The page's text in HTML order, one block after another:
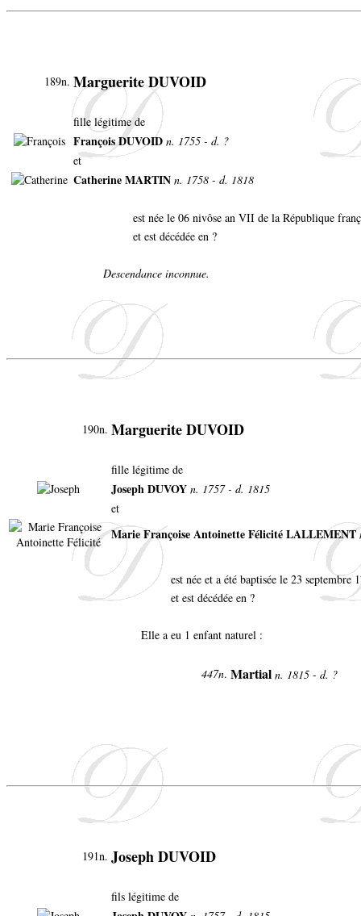
189n. Marguerite DUVOID
fille légitime de
François DUVOID n. 1755 - d. ?
et
Catherine MARTIN n. 1758 - d. 1818
est née le 06 nivôse an VII de la République
et est décédée en ?
Descendance inconnue.
190n. Marguerite DUVOID
fille légitime de
Joseph DUVOY n. 1757 - d. 1815
et
Marie Françoise Antoinette Félicité LALLEMENT
est née et a été baptisée le 23
et est décédée en ?
Elle a eu 1 enfant naturel :
447n. Martial n. 1815 - d. ?
191n. Joseph DUVOID
fils légitime de